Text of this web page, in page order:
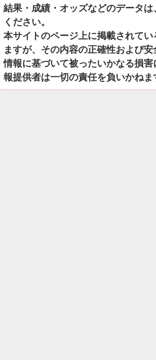
結果・成績・オッズなどのデータ
ください。
本サイトのページ上に掲載されて
ますが、その内容の正確性および
情報に基づいて被ったいかなる損
報提供者は一切の責任を負いかねま